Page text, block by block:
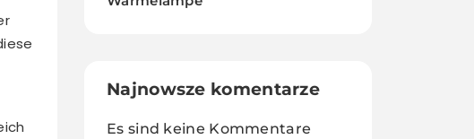
Najnowsze komentarze
Es sind keine Kommentare